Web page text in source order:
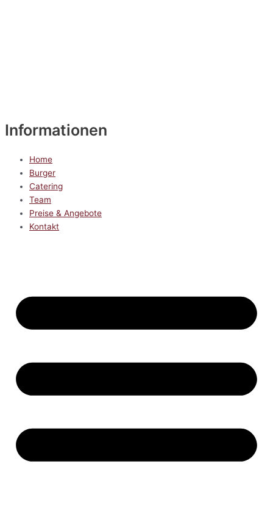
Informationen
Home
Burger
Catering
Team
Preise & Angebote
Kontakt